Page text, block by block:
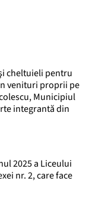
cheltuieli pentru
venituri proprii pe
Municipiul
integrantă din
2025 a Liceului
nr. 2, care face